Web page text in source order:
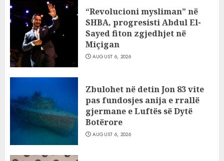
“Revolucioni mysliman” në
SHBA, progresisti Abdul El-
Sayed fiton zgjedhjet në
Miçigan
AUGUST 6, 2026
Zbulohet në detin Jon 83 vite
pas fundosjes anija e rrallë
gjermane e Luftës së Dytë
Botërore
AUGUST 6, 2026